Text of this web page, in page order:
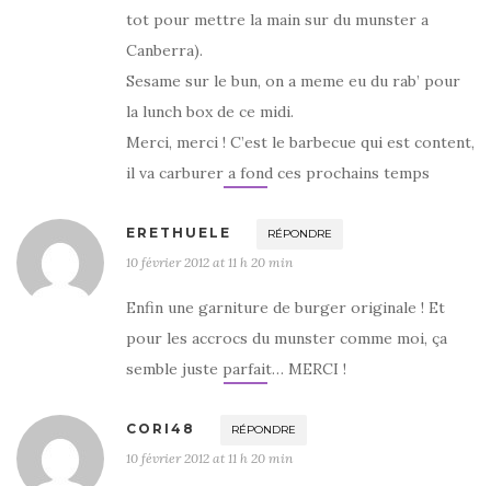
tot pour mettre la main sur du munster a
Canberra).
Sesame sur le bun, on a meme eu du rab’ pour
la lunch box de ce midi.
Merci, merci ! C’est le barbecue qui est content,
il va carburer a fond ces prochains temps
ERETHUELE RÉPONDRE
10 février 2012 at 11 h 20 min
Enfin une garniture de burger originale ! Et
pour les accrocs du munster comme moi, ça
semble juste parfait… MERCI !
CORI48 RÉPONDRE
10 février 2012 at 11 h 20 min